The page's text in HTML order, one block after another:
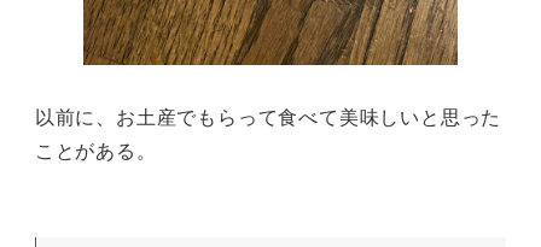
以前に、お土産でもらって食べて美味しいと思った
ことがある。